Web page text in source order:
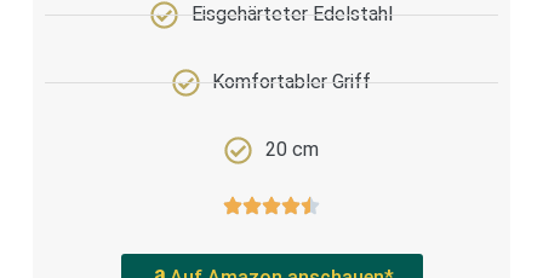
Eisgehärteter Edelstahl
Komfortabler Griff
20 cm